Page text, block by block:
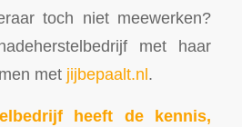
toch niet meewerken?
met haar
metjijbepaalt.nl.
heeft de kennis,